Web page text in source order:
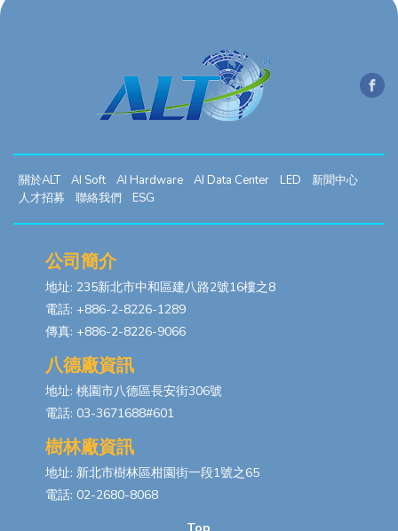
關於ALT AI Soft AI Hardware AI Data Center LED
新聞中心
人才招募
聯絡我們 ESG
公司簡介
地址: 235新北市中和區建八路2號16樓之8
電話: +886-2-8226-1289
傳真: +886-2-8226-9066
八德廠資訊
地址: 桃園市八德區長安街306號
電話: 03-3671688#601
樹林廠資訊
地址: 新北市樹林區柑園街一段1號之65
電話: 02-2680-8068
Top